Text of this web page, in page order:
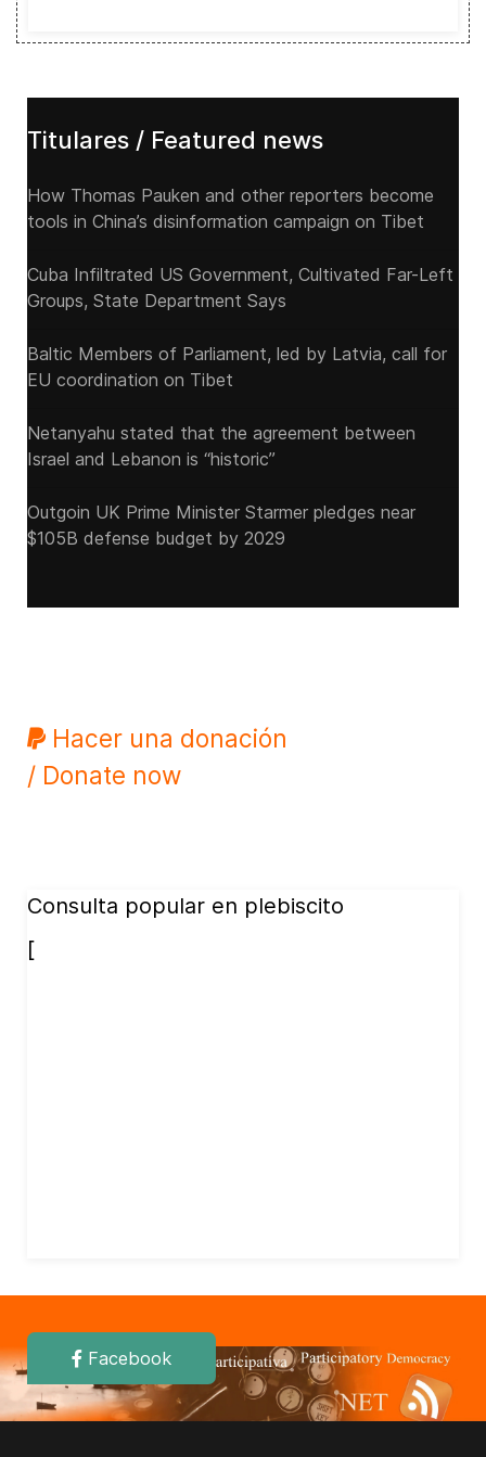
Titulares / Featured news
How Thomas Pauken and other reporters become
tools in China’s disinformation campaign on Tibet
Cuba Infiltrated US Government, Cultivated Far-Left
Groups, State Department Says
Baltic Members of Parliament, led by Latvia, call for
EU coordination on Tibet
Netanyahu stated that the agreement between
Israel and Lebanon is “historic”
Outgoin UK Prime Minister Starmer pledges near
$105B defense budget by 2029
Hacer una donación
/ Donate now
Consulta popular en plebiscito
[
Facebook